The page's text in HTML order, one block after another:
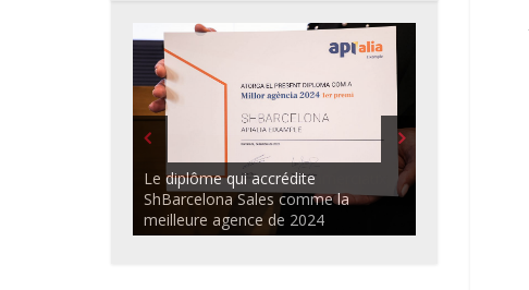
ShBarcelona Agents commerciaux
discutant dans l'auditorium du
Centre Apialia